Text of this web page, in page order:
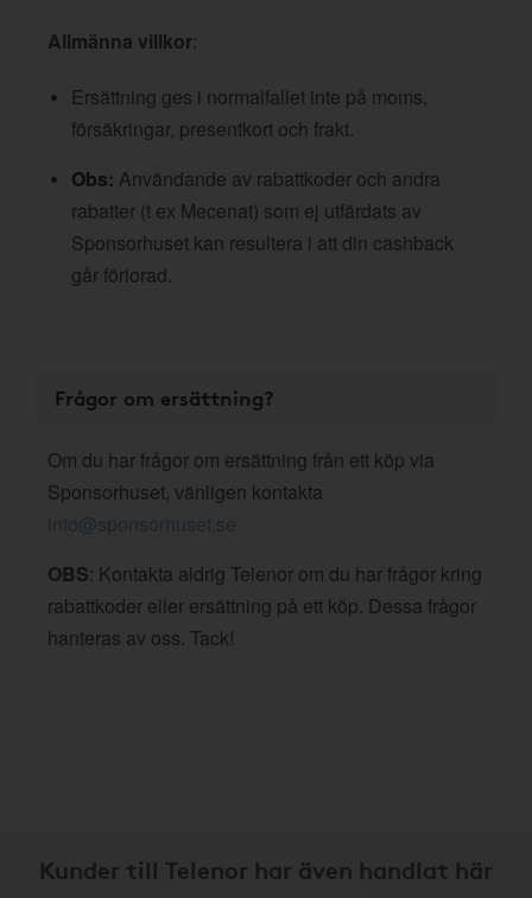
Allmänna villkor:
Ersättning ges i normalfallet inte på moms,
försäkringar, presentkort och frakt.
Obs: Användande av rabattkoder och andra
rabatter (t ex Mecenat) som ej utfärdats av
Sponsorhuset kan resultera i att din cashback
går förlorad.
Frågor om ersättning?
Om du har frågor om ersättning från ett köp via
Sponsorhuset, vänligen kontakta
info@sponsorhuset.se
OBS: Kontakta aldrig Telenor om du har frågor kring
rabattkoder eller ersättning på ett köp. Dessa frågor
hanteras av oss. Tack!
Kunder till Telenor har även handlat här